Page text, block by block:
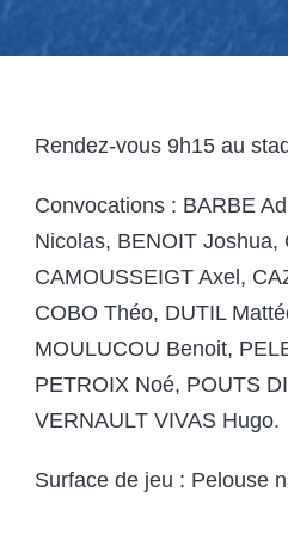
Rendez-vous 9h15 au
Convocations : BARBE
Nicolas, BENOIT Joshua,
CAMOUSSEIGT Axel,
COBO Théo, DUTIL
MOULUCOU Benoit,
PETROIX Noé, POUTS
VERNAULT VIVAS Hugo.
Surface de jeu : Pelouse